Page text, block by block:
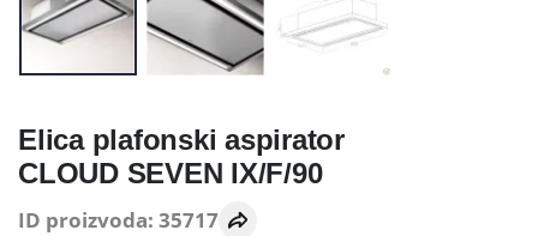
Elica plafonski aspirator
CLOUD SEVEN IX/F/90
ID proizvoda: 35717